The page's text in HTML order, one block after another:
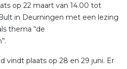
op 22 maart van 14.00 tot
in Deurningen met een lezing
thema “de
vindt plaats op 28 en 29 juni. Er